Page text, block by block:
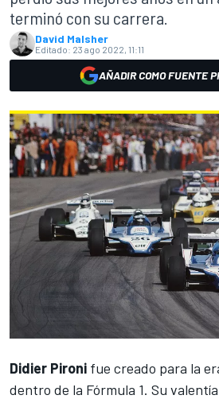
terminó con su carrera.
David Malsher
Editado: 23 ago 2022, 11:11
AÑADIR COMO FUENTE
Didier Pironi fue creado para la
dentro de la Fórmula 1. Su